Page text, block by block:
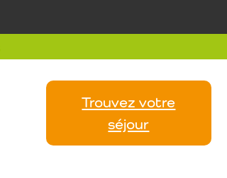
Trouvez votre
séjour